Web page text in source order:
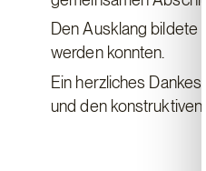
Den Ausklang
werden konnten.
Ein herzliches
und den konstruktiven